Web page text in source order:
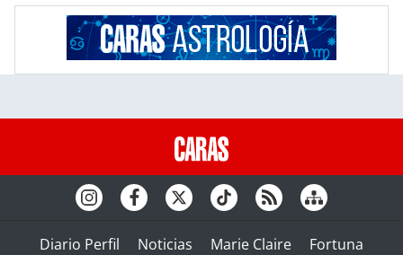
Diario Perfil Noticias Marie Claire
Fortuna